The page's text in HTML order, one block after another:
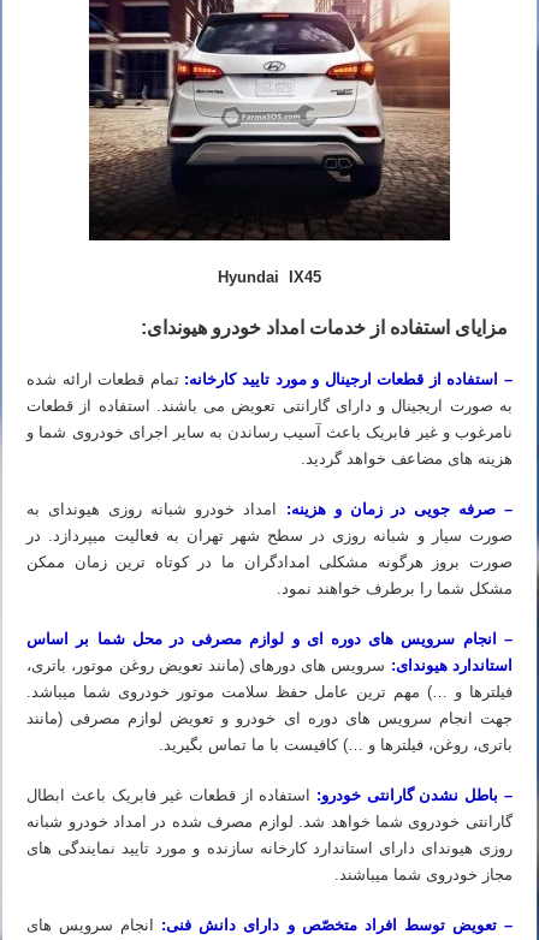
Hyundai IX45
مزایای استفاده از خدمات امداد خودرو هیوندای:
– استفاده از قطعات ارجینال و مورد تایید کارخانه: تمام قطعات ارائه شده
به صورت اریجینال و دارای گارانتی تعویض می باشند. استفاده از قطعات
نامرغوب و غیر فابریک باعث آسیب رساندن به سایر اجرای خودروی شما و
هزینه های مضاعف خواهد گردید.
– صرفه جویی در زمان و هزینه: امداد خودرو شبانه روزی هیوندای به
صورت سیار و شبانه روزی در سطح شهر تهران به فعالیت میپردازد. در
صورت بروز هرگونه مشکلی امدادگران ما در کوتاه ترین زمان ممکن
مشکل شما را برطرف خواهند نمود.
– انجام سرویس های دوره ای و لوازم مصرفی در محل شما بر اساس
استاندارد هیوندای: سرویس های دورهای (مانند تعویض روغن موتور، باتری،
فیلترها و …) مهم ترین عامل حفظ سلامت موتور خودروی شما میباشد.
جهت انجام سرویس های دوره ای خودرو و تعویض لوازم مصرفی (مانند
باتری، روغن، فیلترها و …) کافیست با ما تماس بگیرید.
– باطل نشدن گارانتی خودرو: استفاده از قطعات غیر فابریک باعث ابطال
گارانتی خودروی شما خواهد شد. لوازم مصرف شده در امداد خودرو شبانه
روزی هیوندای دارای استاندارد کارخانه سازنده و مورد تایید نمایندگی های
مجاز خودروی شما میباشند.
– تعویض توسط افراد متخصّص و دارای دانش فنی: انجام سرویس های